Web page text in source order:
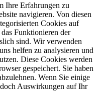
Ihre Erfahrungen zu
navigieren. Von diesen
Cookies auf
Funktionieren der
sind. Wir verwenden
helfen zu analysieren und
Diese Cookies werden
gespeichert. Sie haben
Wenn Sie einige
Auswirkungen auf Ihr